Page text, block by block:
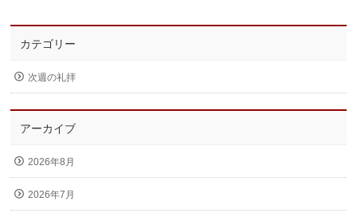
カテゴリー
次週の礼拝
アーカイブ
2026年8月
2026年7月